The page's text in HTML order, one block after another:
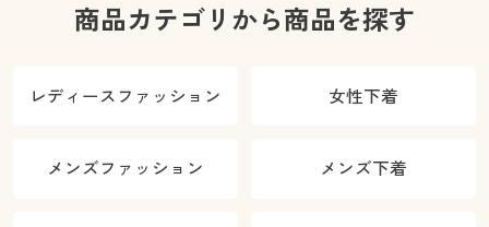
商品カテゴリから商品を探す
レディースファッション 女性下着
メンズファッション メンズ下着